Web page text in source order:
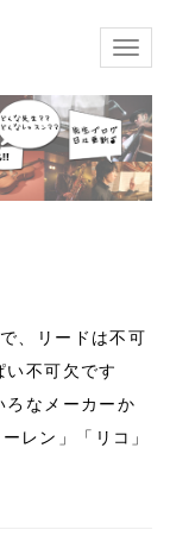
、リードは不可
い不可欠です
ろなメーカーか
レン」「リコ」